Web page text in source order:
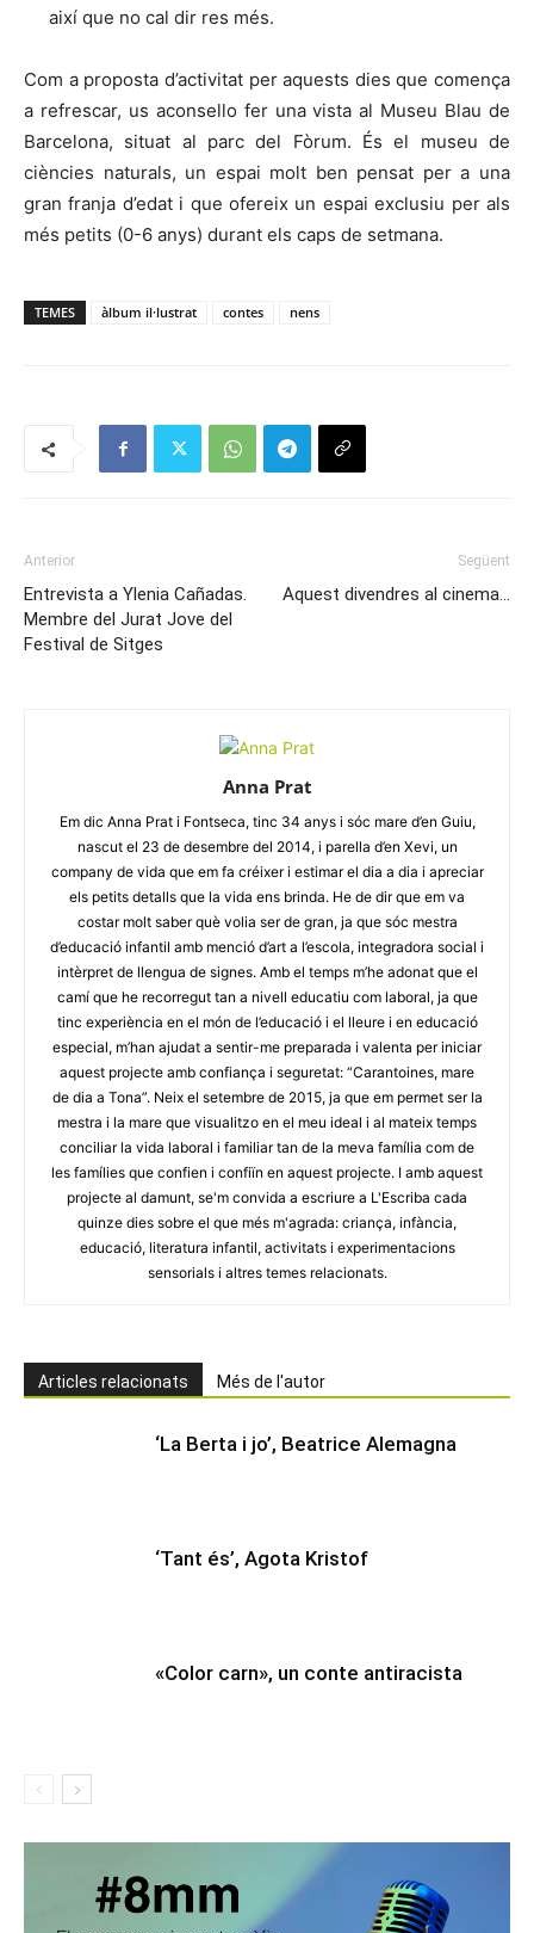
així que no cal dir res més.
Com a proposta d’activitat per aquests dies que comença
a refrescar, us aconsello fer una vista al Museu Blau de
Barcelona, situat al parc del Fòrum. És el museu de
ciències naturals, un espai molt ben pensat per a una
gran franja d’edat i que ofereix un espai exclusiu per als
més petits (0-6 anys) durant els caps de setmana.
TEMES àlbum il·lustrat contes nens
Anterior
Entrevista a Ylenia Cañadas.
Membre del Jurat Jove del
Festival de Sitges
Següent
Aquest divendres al cinema…
Anna Prat
Em dic Anna Prat i Fontseca, tinc 34 anys i sóc mare d’en Guiu,
nascut el 23 de desembre del 2014, i parella d’en Xevi, un
company de vida que em fa créixer i estimar el dia a dia i apreciar
els petits detalls que la vida ens brinda. He de dir que em va
costar molt saber què volia ser de gran, ja que sóc mestra
d’educació infantil amb menció d’art a l’escola, integradora social i
intèrpret de llengua de signes. Amb el temps m’he adonat que el
camí que he recorregut tan a nivell educatiu com laboral, ja que
tinc experiència en el món de l’educació i el lleure i en educació
especial, m’han ajudat a sentir-me preparada i valenta per iniciar
aquest projecte amb confiança i seguretat: “Carantoines, mare
de dia a Tona”. Neix el setembre de 2015, ja que em permet ser la
mestra i la mare que visualitzo en el meu ideal i al mateix temps
conciliar la vida laboral i familiar tan de la meva família com de
les famílies que confien i confiïn en aquest projecte. I amb aquest
projecte al damunt, se'm convida a escriure a L'Escriba cada
quinze dies sobre el que més m'agrada: criança, infància,
educació, literatura infantil, activitats i experimentacions
sensorials i altres temes relacionats.
Articles relacionats Més de l'autor
‘La Berta i jo’, Beatrice Alemagna
‘Tant és’, Agota Kristof
«Color carn», un conte antiracista